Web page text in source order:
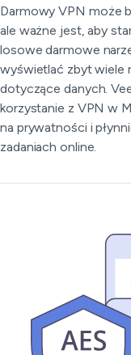
Darmowy VPN może
ale ważne jest, aby
losowe darmowe
wyświetlać zbyt wiele
dotyczące danych.
korzystanie z VPN w
na prywatności i
zadaniach online.